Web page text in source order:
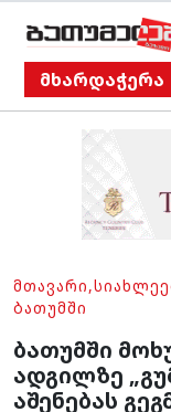
მხარდაჭერა
ᲛᲗᲐᲕᲐᲠᲘ,
ᲑᲐᲗᲣᲛᲨᲘ
ბათუმში
ადგილზე
აშენებას